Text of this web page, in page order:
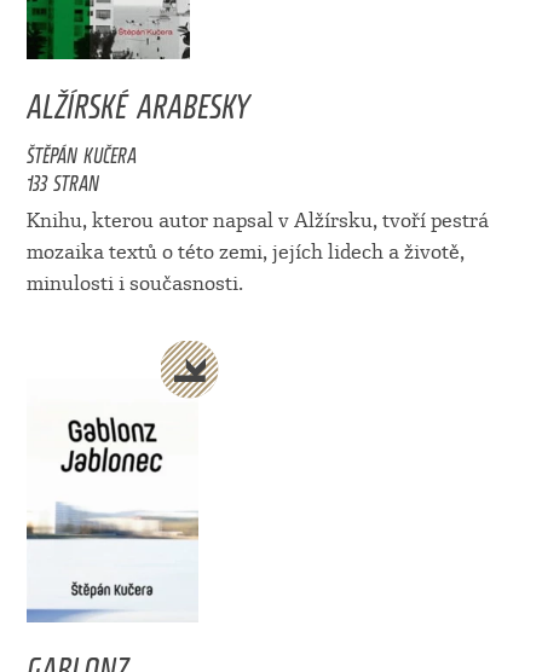
ALŽÍRSKÉ ARABESKY
ŠTĚPÁN KUČERA
133 STRAN
Knihu, kterou autor napsal v Alžírsku, tvoří pestrá
mozaika textů o této zemi, jejích lidech a životě,
minulosti i současnosti.